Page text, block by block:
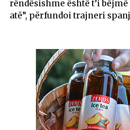
rëndësishme është t’i
atë”, përfundoi trajneri